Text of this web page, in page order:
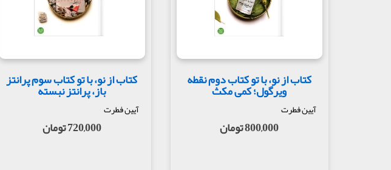
کتاب از نو، با تو کتاب دوم نقطه
ویرگول؛ کمی مکث
آیین فطرت
800,000 تومان
کتاب از نو، با تو کتاب سوم پرانتز
باز، پرانتز نبسته
آیین فطرت
720,000 تومان